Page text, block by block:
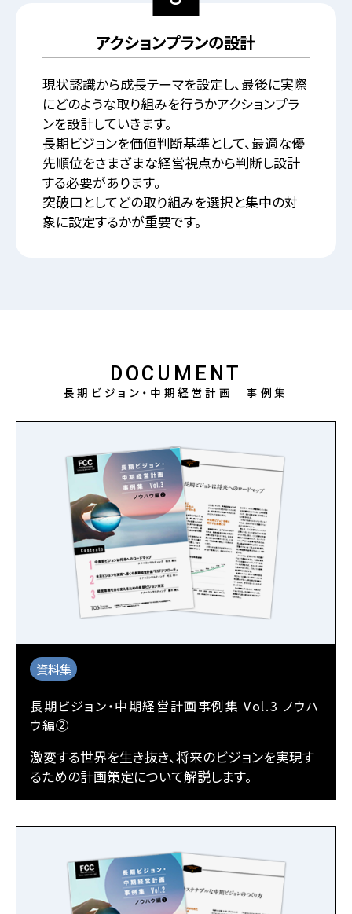
アクションプランの設計
現状認識から成長テーマを設定し、最後に実際
にどのような取り組みを行うかアクションプラ
ンを設計していきます。
長期ビジョンを価値判断基準として、最適な優
先順位をさまざまな経営視点から判断し設計
する必要があります。
突破口としてどの取り組みを選択と集中の対
象に設定するかが重要です。
DOCUMENT
長期ビジョン・中期経営計画 事例集
資料集
長期ビジョン・中期経営計画事例集 Vol.3 ノウハ
ウ編②
激変する世界を生き抜き、将来のビジョンを実現す
るための計画策定について解説します。